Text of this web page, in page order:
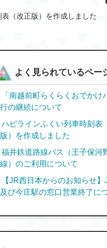
表（改正版）を作成しました
よく見られているペー
「南越前町らくらくおでかけ
行の継続について
ハピラインふくい列車時刻表
版）を作成しました
福井鉄道路線バス（王子保河
線）のご利用について
【JR西日本からのお知らせ
及び今庄駅の窓口営業終了に